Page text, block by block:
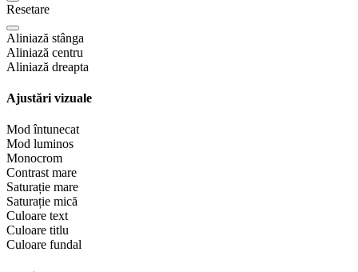
Resetare
Aliniază stânga
Aliniază centru
Aliniază dreapta
Ajustări vizuale
Mod întunecat
Mod luminos
Monocrom
Contrast mare
Saturație mare
Saturație mică
Culoare text
Culoare titlu
Culoare fundal